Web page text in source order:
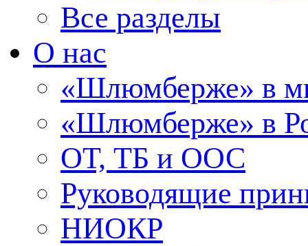
Все разделы
О нас
«Шлюмберже» в
«Шлюмберже» в
ОТ, ТБ и ООС
Руководящие
НИОКР